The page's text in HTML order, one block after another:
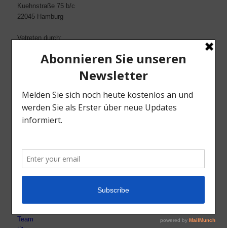
Kuehnstraße 75 b/c
22045 Hamburg
Vetreten durch:
Fax 040-25170222
Web: www.schlesinger-net.de
INFORMATIONEN
AGB
Team